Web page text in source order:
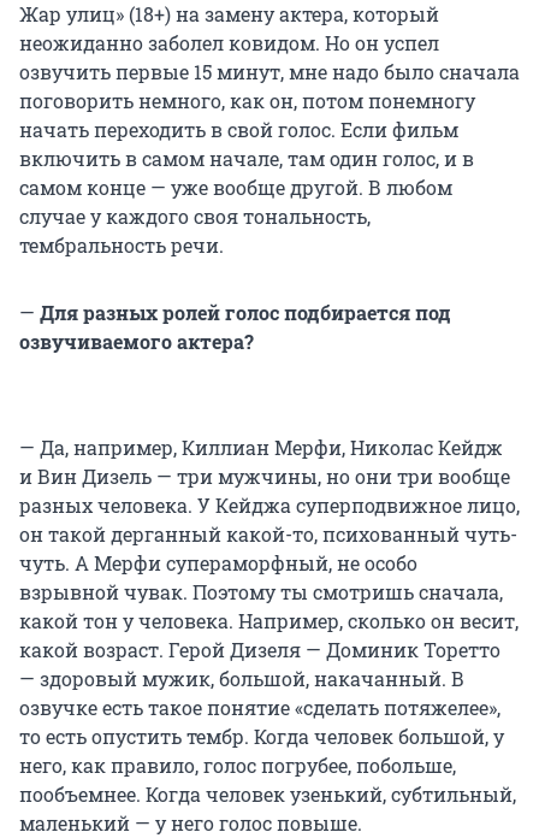
Жар улиц» (18+) на замену актера, который
неожиданно заболел ковидом. Но он успел
озвучить первые 15 минут, мне надо было сначала
поговорить немного, как он, потом понемногу
начать переходить в свой голос. Если фильм
включить в самом начале, там один голос, и в
самом конце — уже вообще другой. В любом
случае у каждого своя тональность,
тембральность речи.
— Для разных ролей голос подбирается под
озвучиваемого актера?
— Да, например, Киллиан Мерфи, Николас Кейдж
и Вин Дизель — три мужчины, но они три вообще
разных человека. У Кейджа суперподвижное лицо,
он такой дерганный какой-то, психованный чуть-
чуть. А Мерфи супераморфный, не особо
взрывной чувак. Поэтому ты смотришь сначала,
какой тон у человека. Например, сколько он весит,
какой возраст. Герой Дизеля — Доминик Торетто
— здоровый мужик, большой, накачанный. В
озвучке есть такое понятие «сделать потяжелее»,
то есть опустить тембр. Когда человек большой, у
него, как правило, голос погрубее, побольше,
пообъемнее. Когда человек узенький, субтильный,
маленький — у него голос повыше.